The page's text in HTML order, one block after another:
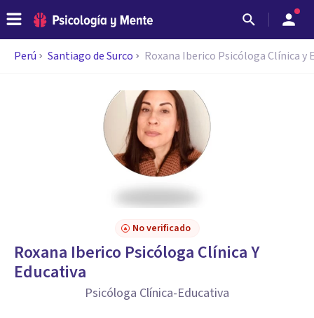
Perú Santiago de Surco Roxana Iberico Psicóloga Clínica y
No verificado
Roxana Iberico Psicóloga Clínica Y
Educativa
Psicóloga Clínica-Educativa